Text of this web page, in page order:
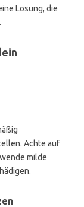
Lösung, die
Achte auf
milde